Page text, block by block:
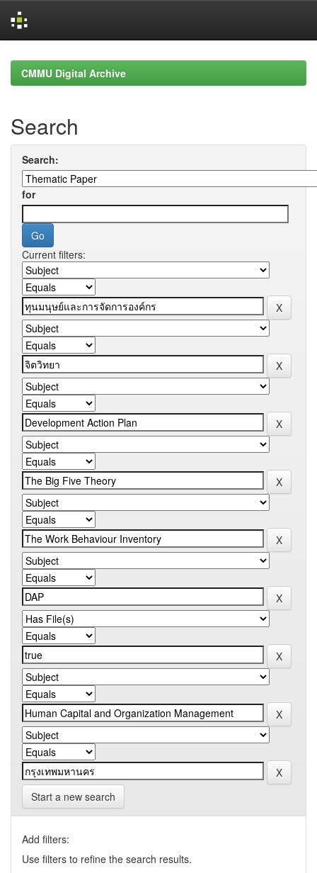
navigationCMMU Digital Archive
Search
Search:
for
Current filters:
Start a new search
Add filters:
Use filters to refine the search results.